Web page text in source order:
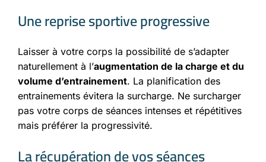
Une reprise sportive progressive
Laisser à votre corps la possibilité de s’adapter
naturellement à l’augmentation de la charge et du
volume d’entrainement. La planification des
entrainements évitera la surcharge. Ne surcharger
pas votre corps de séances intenses et répétitives
mais préférer la progressivité.
La récupération de vos séances